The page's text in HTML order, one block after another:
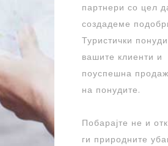
партнери со цел
создадеме
Туристички
вашите клиенти и
поуспешна
на понудите.
Побарајте не и
ги природните